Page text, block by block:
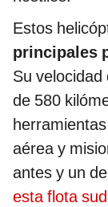
Estos
principales
Su
de 580
aérea y
antes y un
esta flota